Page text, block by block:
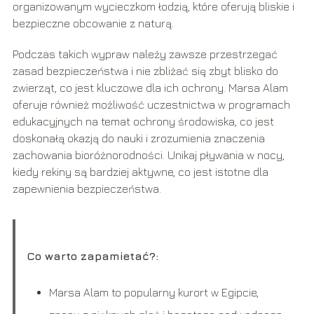
organizowanym wycieczkom łodzią, które oferują bliskie i
bezpieczne obcowanie z naturą.
Podczas takich wypraw należy zawsze przestrzegać
zasad bezpieczeństwa i nie zbliżać się zbyt blisko do
zwierząt, co jest kluczowe dla ich ochrony. Marsa Alam
oferuje również możliwość uczestnictwa w programach
edukacyjnych na temat ochrony środowiska, co jest
doskonałą okazją do nauki i zrozumienia znaczenia
zachowania bioróżnorodności. Unikaj pływania w nocy,
kiedy rekiny są bardziej aktywne, co jest istotne dla
zapewnienia bezpieczeństwa.
Co warto zapamietać?:
Marsa Alam to popularny kurort w Egipcie,